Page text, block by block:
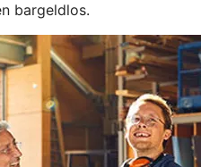
bargeldlos.